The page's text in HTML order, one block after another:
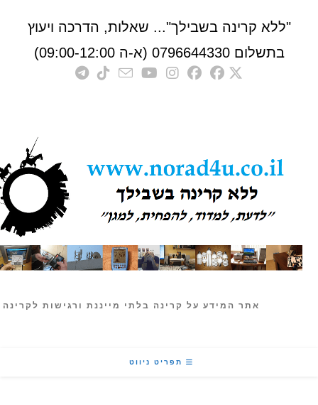
קרינה בשבילך"... שאלות, הדרכה ויעוץ
0796644330 (א-ה 09:00-12:00)
אתר המידע על קרינה בלתי מייננת ורגישות לקרינה
תפריט ניווט